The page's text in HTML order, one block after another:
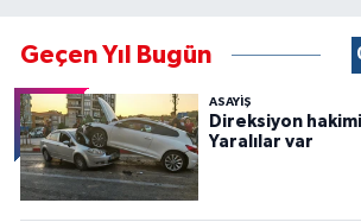
Geçen Yıl Bugün
ASAYİŞ
Direksiyon
Yaralılar var